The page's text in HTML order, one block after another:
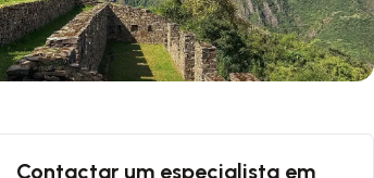
Contactar um especialista em